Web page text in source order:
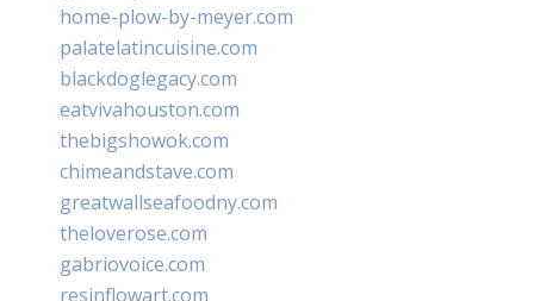
home-plow-by-meyer.com
palatelatincuisine.com
blackdoglegacy.com
eatvivahouston.com
thebigshowok.com
chimeandstave.com
greatwallseafoodny.com
theloverose.com
gabriovoice.com
resinflowart.com